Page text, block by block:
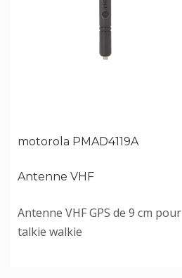
motorola PMAD4119A
Antenne VHF
Antenne VHF GPS de 9 cm pour
talkie walkie